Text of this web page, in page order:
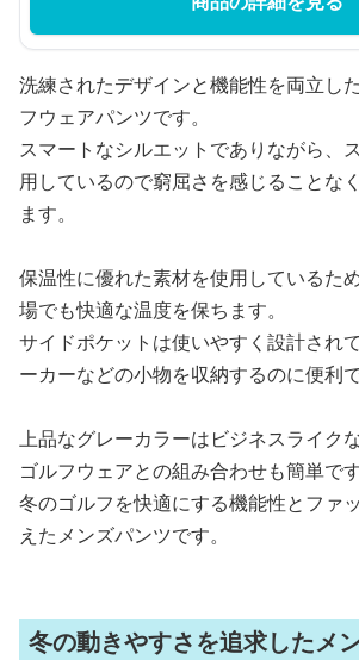
洗練されたデザインと機能性を両立し
フウェアパンツです。
スマートなシルエットでありながら、
用しているので窮屈さを感じることな
ます。
保温性に優れた素材を使用しているた
場でも快適な温度を保ちます。
サイドポケットは使いやすく設計され
ーカーなどの小物を収納するのに便利で
上品なグレーカラーはビジネスライク
ゴルフウェアとの組み合わせも簡単です
冬のゴルフを快適にする機能性とファ
えたメンズパンツです。
冬の動きやすさを追求したメ